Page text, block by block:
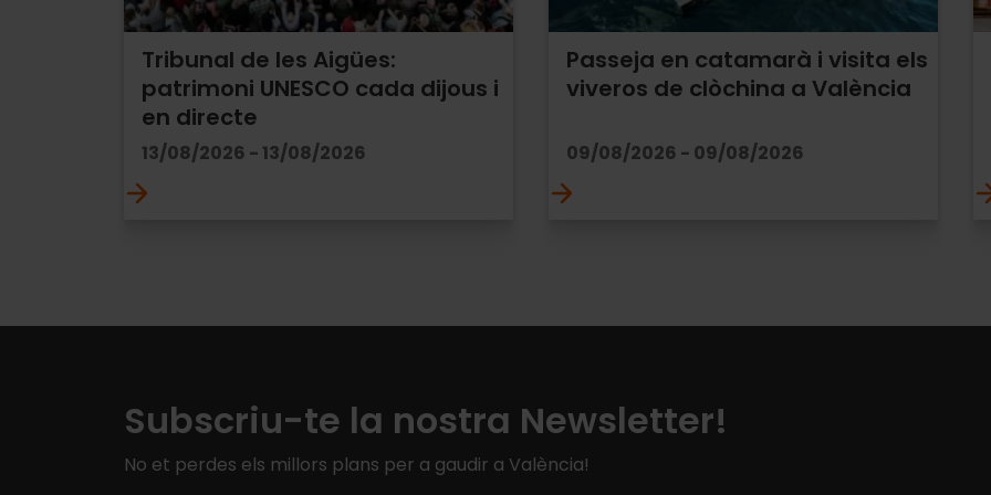
Tribunal de les Aigües:
patrimoni UNESCO cada dijous i
en directe
13/08/2026 - 13/08/2026
Passeja en catamarà i visita els
viveros de clòchina a València
09/08/2026 - 09/08/2026
Subscriu-te la nostra Newsletter!
No et perdes els millors plans per a gaudir a València!